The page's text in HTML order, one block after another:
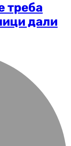
треба
дали